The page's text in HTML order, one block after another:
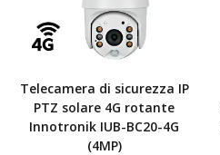
Telecamera di sicurezza IP
PTZ solare 4G rotante
Innotronik IUB-BC20-4G
(4MP)